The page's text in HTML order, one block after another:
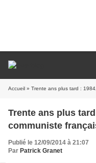
Accueil » Trente ans plus tard :
Trente ans plus
communiste
Publié le 12/09/2014 à 21:07
Par Patrick Granet